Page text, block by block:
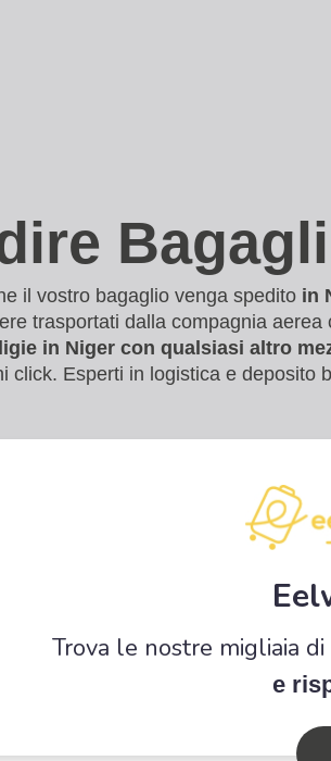
il vostro bagaglio venga spedito in
trasportati dalla compagnia
in Niger con qualsiasi altro
click. Esperti in logistica e deposito
Trova le nostre migliaia
e